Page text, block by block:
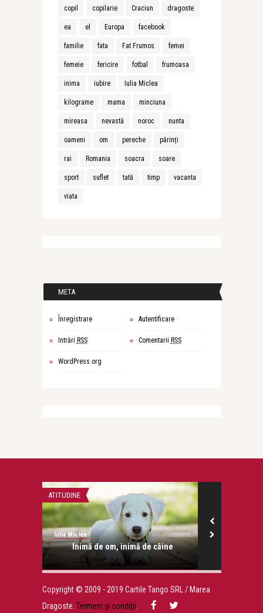
copil copilarie Craciun dragoste
ea el Europa facebook
familie fata Fat Frumos femei
femeie fericire fotbal frumoasa
inima iubire Iulia Miclea
kilograme mama minciuna
mireasa nevastă noroc nunta
oameni om pereche părinți
rai Romania soacra soare
sport suflet tată timp vacanta
viata
META
Înregistrare Autentificare
Intrări RSS Comentarii RSS
WordPress.org
ATITUDINE
Iulia Miclea
Inimă de om, inimă de câine
Copyright © 2009 - 2019 Cartile Tango SRL / Marea
Dragoste. Termeni și condiții